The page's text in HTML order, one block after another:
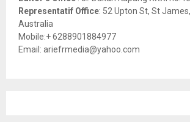
Representatif Office: 52 Upton St, St
Australia
Mobile:+ 6288901884977
Email: ariefrmedia@yahoo.com